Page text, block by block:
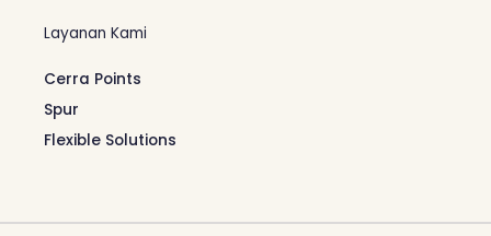
Layanan Kami
Cerra Points
Spur
Flexible Solutions